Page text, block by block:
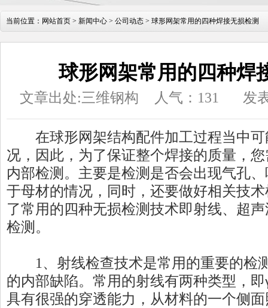
当前位置： 网站首页 > 新闻中心 > 公司动态 > 球形网架常用的四种焊接无损检测
球形网架常用的四种焊
文章出处:三维钢构 人气： 131 发
在球形网架结构配件加工过程当中可
况，因此，为了保证整个焊接的质量，
内部检测。主要是检测是否会出现气孔
于母材的情况，同时，还要做好相关技
了常用的四种无损检测技术即射线、超
检测。
1、射线检查技术是常用的重要的检
的内部缺陷。常用的射线有两种类型，
具有很强的穿透能力，从材料的一个侧